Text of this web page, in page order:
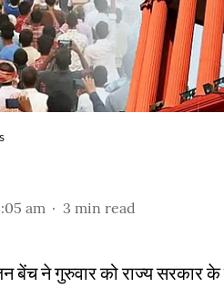
am 3 min read
बेंच ने गुरुवार को राज्य सरकार